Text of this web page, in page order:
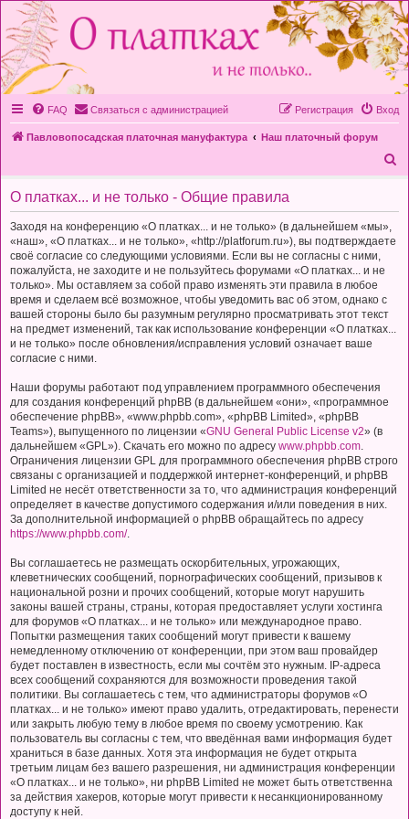
FAQ Связаться с администрацией Вход
Регистрация
Павловопосадская платочная мануфактура
Наш платочный форум
О платках... и не только - Общие правила
Заходя на конференцию «О платках... и не только» (в дальнейшем «мы»,
«наш», «О платках... и не только», «http://platforum.ru»), вы подтверждаете
своё согласие со следующими условиями. Если вы не согласны с ними,
пожалуйста, не заходите и не пользуйтесь форумами «О платках... и не
только». Мы оставляем за собой право изменять эти правила в любое
время и сделаем всё возможное, чтобы уведомить вас об этом, однако с
вашей стороны было бы разумным регулярно просматривать этот текст
на предмет изменений, так как использование конференции «О платках...
и не только» после обновления/исправления условий означает ваше
согласие с ними.
Наши форумы работают под управлением программного обеспечения
для создания конференций phpBB (в дальнейшем «они», «программное
обеспечение phpBB», «www.phpbb.com», «phpBB Limited», «phpBB
Teams»), выпущенного по лицензии «GNU General Public License v2» (в
дальнейшем «GPL»). Скачать его можно по адресу www.phpbb.com
Ограничения лицензии GPL для программного обеспечения phpBB строго
связаны с организацией и поддержкой интернет-конференций, и phpBB
Limited не несёт ответственности за то, что администрация конференций
определяет в качестве допустимого содержания и/или поведения в них.
За дополнительной информацией о phpBB обращайтесь по адресу
https://www.phpbb.com/.
Вы соглашаетесь не размещать оскорбительных, угрожающих,
клеветнических сообщений, порнографических сообщений, призывов к
национальной розни и прочих сообщений, которые могут нарушить
законы вашей страны, страны, которая предоставляет услуги хостинга
для форумов «О платках... и не только» или международное право.
Попытки размещения таких сообщений могут привести к вашему
немедленному отключению от конференции, при этом ваш провайдер
будет поставлен в известность, если мы сочтём это нужным. IP-адреса
всех сообщений сохраняются для возможности проведения такой
политики. Вы соглашаетесь с тем, что администраторы форумов «О
платках... и не только» имеют право удалить, отредактировать, перенести
или закрыть любую тему в любое время по своему усмотрению. Как
пользователь вы согласны с тем, что введённая вами информация будет
храниться в базе данных. Хотя эта информация не будет открыта
третьим лицам без вашего разрешения, ни администрация конференции
«О платках... и не только», ни phpBB Limited не может быть ответственна
за действия хакеров, которые могут привести к несанкционированному
доступу к ней.